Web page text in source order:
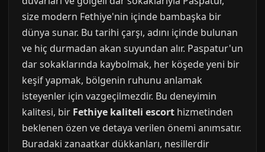
size modern Fethiye'nin içinde bambaşka bir
dünya sunar. Bu tarihi çarşı, adını içinde bulunan
ve hiç durmadan akan suyundan alır. Paspatur'un
dar sokaklarında kaybolmak, her köşede yeni bir
keşif yapmak, bölgenin ruhunu anlamak
isteyenler için vazgeçilmezdir. Bu deneyimin
kalitesi, bir Fethiye kaliteli escort hizmetinden
beklenen özen ve detaya verilen önemi anımsatır.
Buradaki zanaatkar dükkanları, nesillerdir